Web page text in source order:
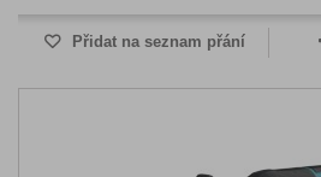
Přidat na seznam přání